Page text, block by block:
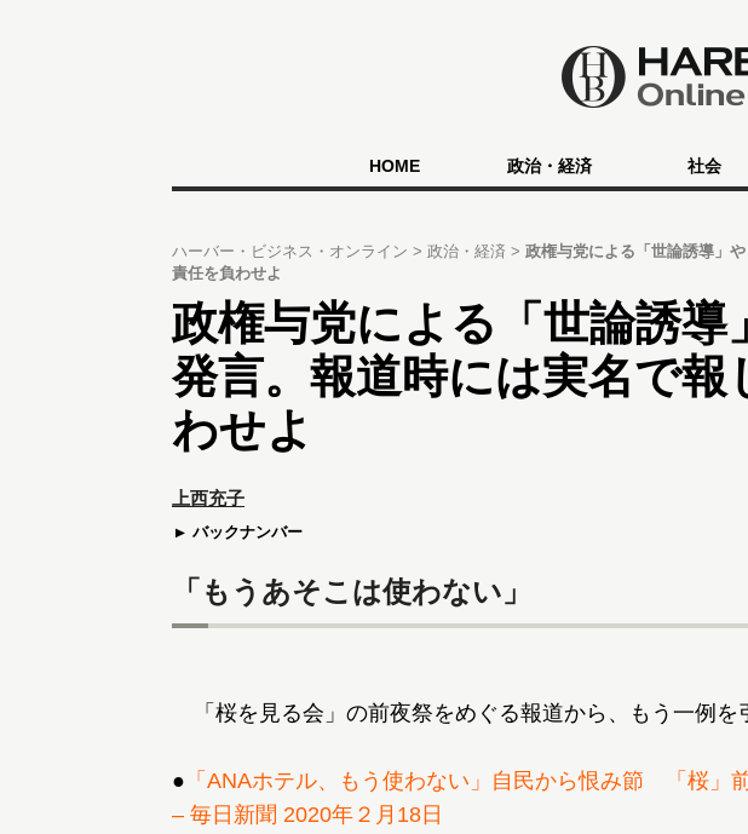
HOME 政治・経済 社会
ハーバー・ビジネス・オンライン 政治・経済
政権与党による「世論誘導」
責任を負わせよ
政権与党による「世論誘導
発言。報道時には実名で報
わせよ
上西充子
バックナンバー
「もうあそこは使わない」
「桜を見る会」の前夜祭をめぐる報道から、もう一例を
● 「ANAホテル、もう使わない」自民から恨み節 「桜」
– 毎日新聞 2020年２月18日